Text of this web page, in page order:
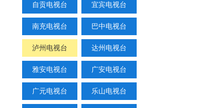
自贡电视台 宜宾电视台
南充电视台 巴中电视台
泸州电视台 达州电视台
雅安电视台 广安电视台
广元电视台 乐山电视台